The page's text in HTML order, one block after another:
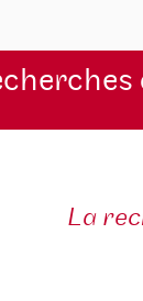
La rec